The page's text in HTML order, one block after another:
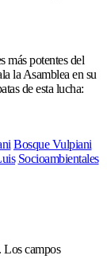
más potentes del
la Asamblea en su
de esta lucha:
Bosque Vulpiani
Socioambientales
Los campos